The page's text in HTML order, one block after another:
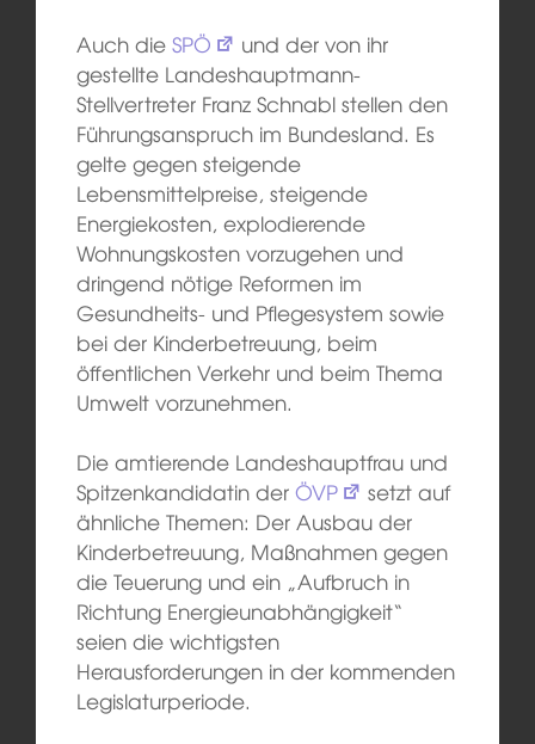
Auch die SPÖ
und der von ihr
gestellte Landeshauptmann-
Stellvertreter Franz Schnabl stellen den
Führungsanspruch im Bundesland. Es
gelte gegen steigende
Lebensmittelpreise, steigende
Energiekosten, explodierende
Wohnungskosten vorzugehen und
dringend nötige Reformen im
Gesundheits- und Pflegesystem sowie
bei der Kinderbetreuung, beim
öffentlichen Verkehr und beim Thema
Umwelt vorzunehmen.
Die amtierende Landeshauptfrau und
Spitzenkandidatin der ÖVP
setzt auf
ähnliche Themen: Der Ausbau der
Kinderbetreuung, Maßnahmen gegen
die Teuerung und ein „Aufbruch in
Richtung Energieunabhängigkeit“
seien die wichtigsten
Herausforderungen in der kommenden
Legislaturperiode.